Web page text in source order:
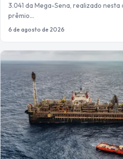
3.041 da Mega-Sena, realizado
prêmio…
6 de agosto de 2026